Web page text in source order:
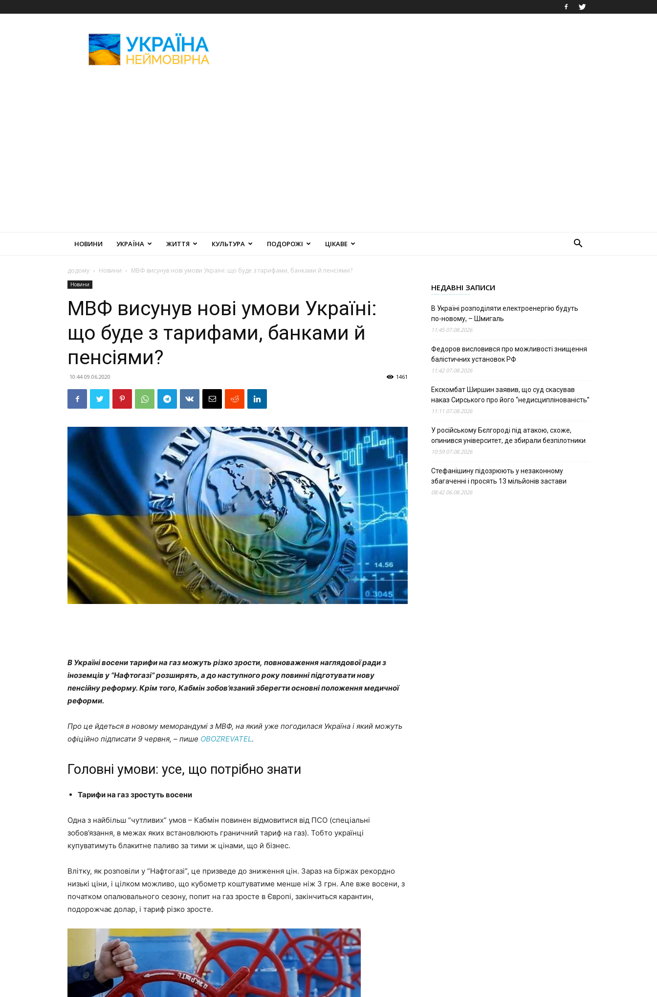
Неймовірна
НОВИНИ УКРАЇНА ЖИТТЯ КУЛЬТУРА ПОДОРОЖІ ЦІКАВЕ
додому Новини МВФ висунув нові умови Україні: що буде з тарифами, банками й пенсіями?
Новини
МВФ висунув нові умови Україні:
що буде з тарифами, банками й
пенсіями?
10:44 09.06.2020 1461
В Україні восени тарифи на газ можуть різко зрости, повноваження наглядової ради з
іноземців у “Нафтогазі” розширять, а до наступного року повинні підготувати нову
пенсійну реформу. Крім того, Кабмін зобов’язаний зберегти основні положення медичної
реформи.
Про це йдеться в новому меморандумі з МВФ, на який уже погодилася Україна і який можуть
офіційно підписати 9 червня, – пише OBOZREVATEL.
Головні умови: усе, що потрібно знати
Тарифи на газ зростуть восени
Одна з найбільш “чутливих” умов – Кабмін повинен відмовитися від ПСО (спеціальні
зобов’язання, в межах яких встановлюють граничний тариф на газ). Тобто українці
купуватимуть блакитне паливо за тими ж цінами, що й бізнес.
Влітку, як розповіли у “Нафтогазі”, це призведе до зниження цін. Зараз на біржах рекордно
низькі ціни, і цілком можливо, що кубометр коштуватиме менше ніж 3 грн. Але вже восени, з
початком опалювального сезону, попит на газ зросте в Європі, закінчиться карантин,
подорожчає долар, і тариф різко зросте.
НЕДАВНІ ЗАПИСИ
В Україні розподіляти електроенергію будуть
по-новому, – Шмигаль
11:45 07.08.2026
Федоров висловився про можливості знищення
балістичних установок РФ
11:42 07.08.2026
Екскомбат Ширшин заявив, що суд скасував
наказ Сирського про його “недисциплінованість”
11:11 07.08.2026
У російському Бєлгороді під атакою, схоже,
опинився університет, де збирали безпілотники
10:59 07.08.2026
Стефанішину підозрюють у незаконному
збагаченні і просять 13 мільйонів застави
08:42 06.08.2026